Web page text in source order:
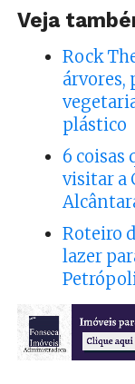
Veja
Rock
árvores,
plástico
6 coisas
visitar a
Roteiro
lazer